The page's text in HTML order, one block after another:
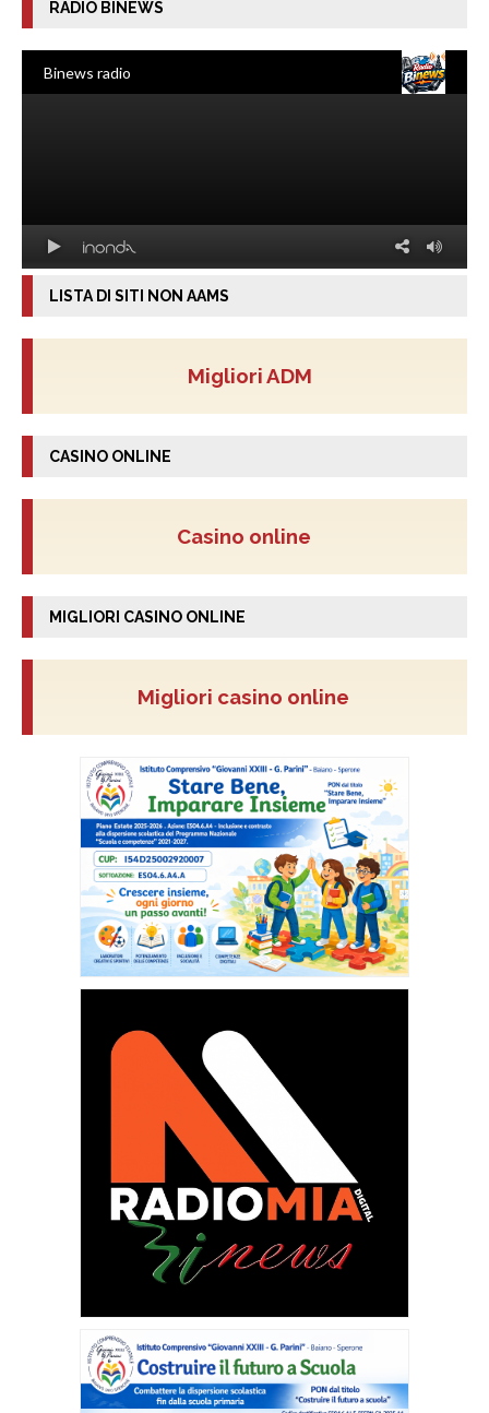
RADIO BINEWS
LISTA DI SITI NON AAMS
Migliori ADM
CASINO ONLINE
Casino online
MIGLIORI CASINO ONLINE
Migliori casino online